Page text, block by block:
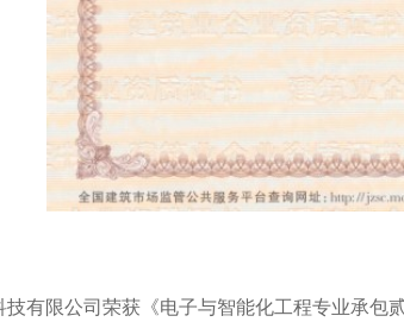
有限公司荣获《电子与智能化工程专业承包贰